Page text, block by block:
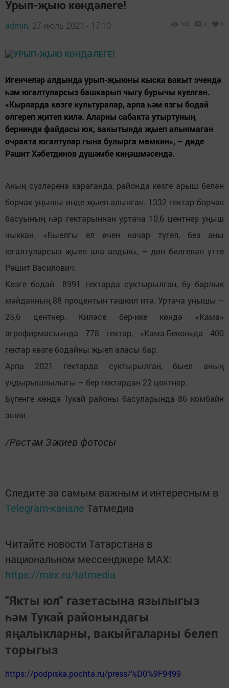
Урып-җыю көндәлеге!
admin, 27 июль 2021 - 17:10 705 0 0
Игенчеләр алдында урып-җыюны кыска вакыт эчендә
һәм югалтуларсыз башкарып чыгу бурычы куелган.
«Кырларда көзге культуралар, арпа һәм язгы бодай
өлгереп җитеп килә. Аларны сабакта утыртуның
бернинди файдасы юк, вакытында җыеп алынмаган
очракта югалтулар гына булырга мөмкин», – диде
Рәшит Хәбетдинов дүшәмбе киңәшмәсендә.
Аның сүзләренә караганда, районда көзге арыш белән
борчак уңышы инде җыеп алынган. 1332 гектар борчак
басуының һәр гектарыннан уртача 10,6 центнер уңыш
чыккан. «Быелгы ел өчен начар түгел, без аны
югалтуларсыз җыеп ала алдык», – дип билгеләп үтте
Рәшит Василович.
Көзге бодай 8991 гектарда суктырылган, бу барлык
мәйданның 88 процентын тәшкил итә. Уртача уңышы –
25,6 центнер. Киләсе бер-ике көндә «Кама»
агрофирмасы»нда 778 гектар, «Кама-Бекон»да 400
гектар көзге бодайны җыеп аласы бар.
Арпа 2021 гектарда суктырылган, быел аның
уңдырышлылыгы – бер гектардан 22 центнер.
Бүгенге көндә Тукай районы басуларында 86 комбайн
эшли.
/Рөстәм Зәкиев фотосы
Следите за самым важным и интересным в
Telegram-канале Татмедиа
Читайте новости Татарстана в
национальном мессенджере MАХ:
https://max.ru/tatmedia
"Якты юл" газетасына язылыгыз
һәм Тукай районындагы
яңалыкларны, вакыйгаларны белеп
торыгыз
https://podpiska.pochta.ru/press/%D0%9F9499